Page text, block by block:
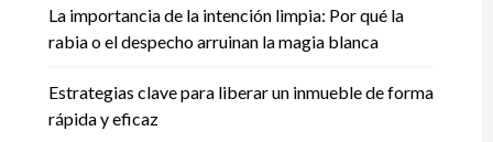
La importancia de la intención limpia: Por qué la
rabia o el despecho arruinan la magia blanca
Estrategias clave para liberar un inmueble de forma
rápida y eficaz